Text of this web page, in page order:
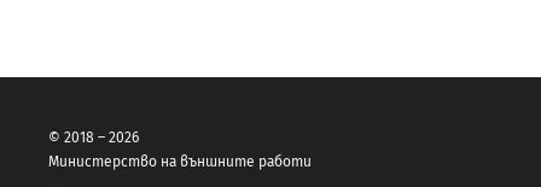
© 2018 – 2026
Министерство на външните работи